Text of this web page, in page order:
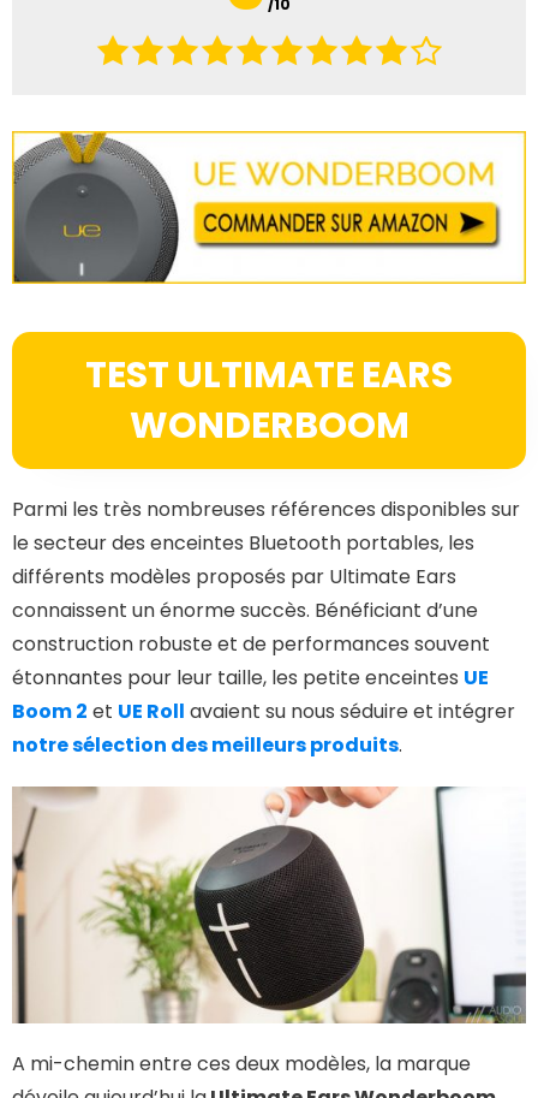
/10
TEST ULTIMATE EARS
WONDERBOOM
Parmi les très nombreuses références disponibles sur
le secteur des enceintes Bluetooth portables, les
différents modèles proposés par Ultimate Ears
connaissent un énorme succès. Bénéficiant d’une
construction robuste et de performances souvent
étonnantes pour leur taille, les petite enceintes UE
Boom 2 et UE Roll avaient su nous séduire et intégrer
notre sélection des meilleurs produits.
A mi-chemin entre ces deux modèles, la marque